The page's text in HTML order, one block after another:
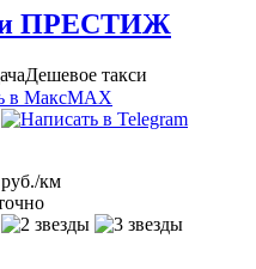
ПРЕСТИЖ
Дешевое такси
MAX
км